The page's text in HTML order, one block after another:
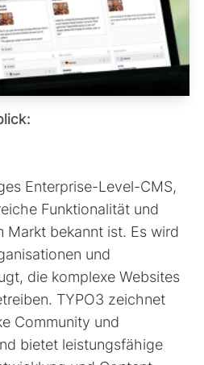
Enterprise-Level-CMS,
Funktionalität und
Markt bekannt ist. Es wird
und
die komplexe Websites
TYPO3 zeichnet
Community und
bietet leistungsfähige